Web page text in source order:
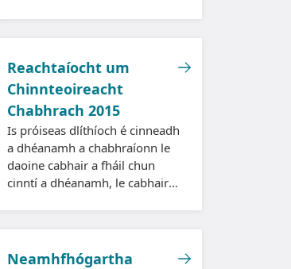
chaidreamh críochnú.
Reachtaíocht um
Chinnteoireacht
Chabhrach 2015
Is próiseas dlíthíoch é cinneadh
a dhéanamh a chabhraíonn le
daoine cabhair a fháil chun
cinntí a dhéanamh, le cabhair
Neamhfhógartha